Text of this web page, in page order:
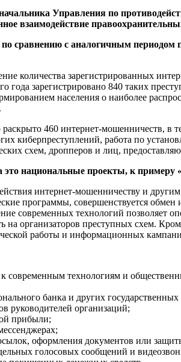
начальника Управления по
взаимодействие
сравнению с аналогичным
количества зарегистрированных
года зарегистрировано 840 таких
населения о наиболее
460 интернет-мошенничеств,
киберпреступлений, работа по
схем, дропперов и лиц,
национальные проекты, к примеру
интернет-мошенничеству и
программы, совершенствуется
современных технологий позволяет
организаторов преступных схем.
работы и информационных
технологиям и
банка и других государственных
руководителей организаций;
прибыли;
оформления документов или
голосовых сообщений и